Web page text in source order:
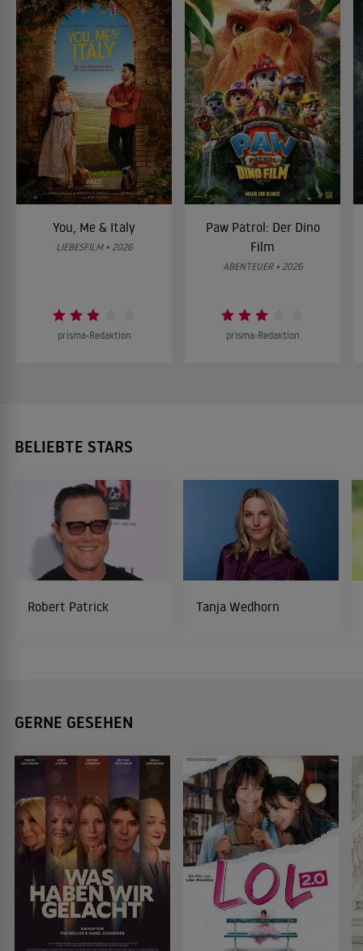
You, Me & Italy
LIEBESFILM • 2026
prisma-Redaktion
Paw Patrol: Der Dino
Film
ABENTEUER • 2026
prisma-Redaktion
BELIEBTE STARS
Robert Patrick Tanja Wedhorn
GERNE GESEHEN